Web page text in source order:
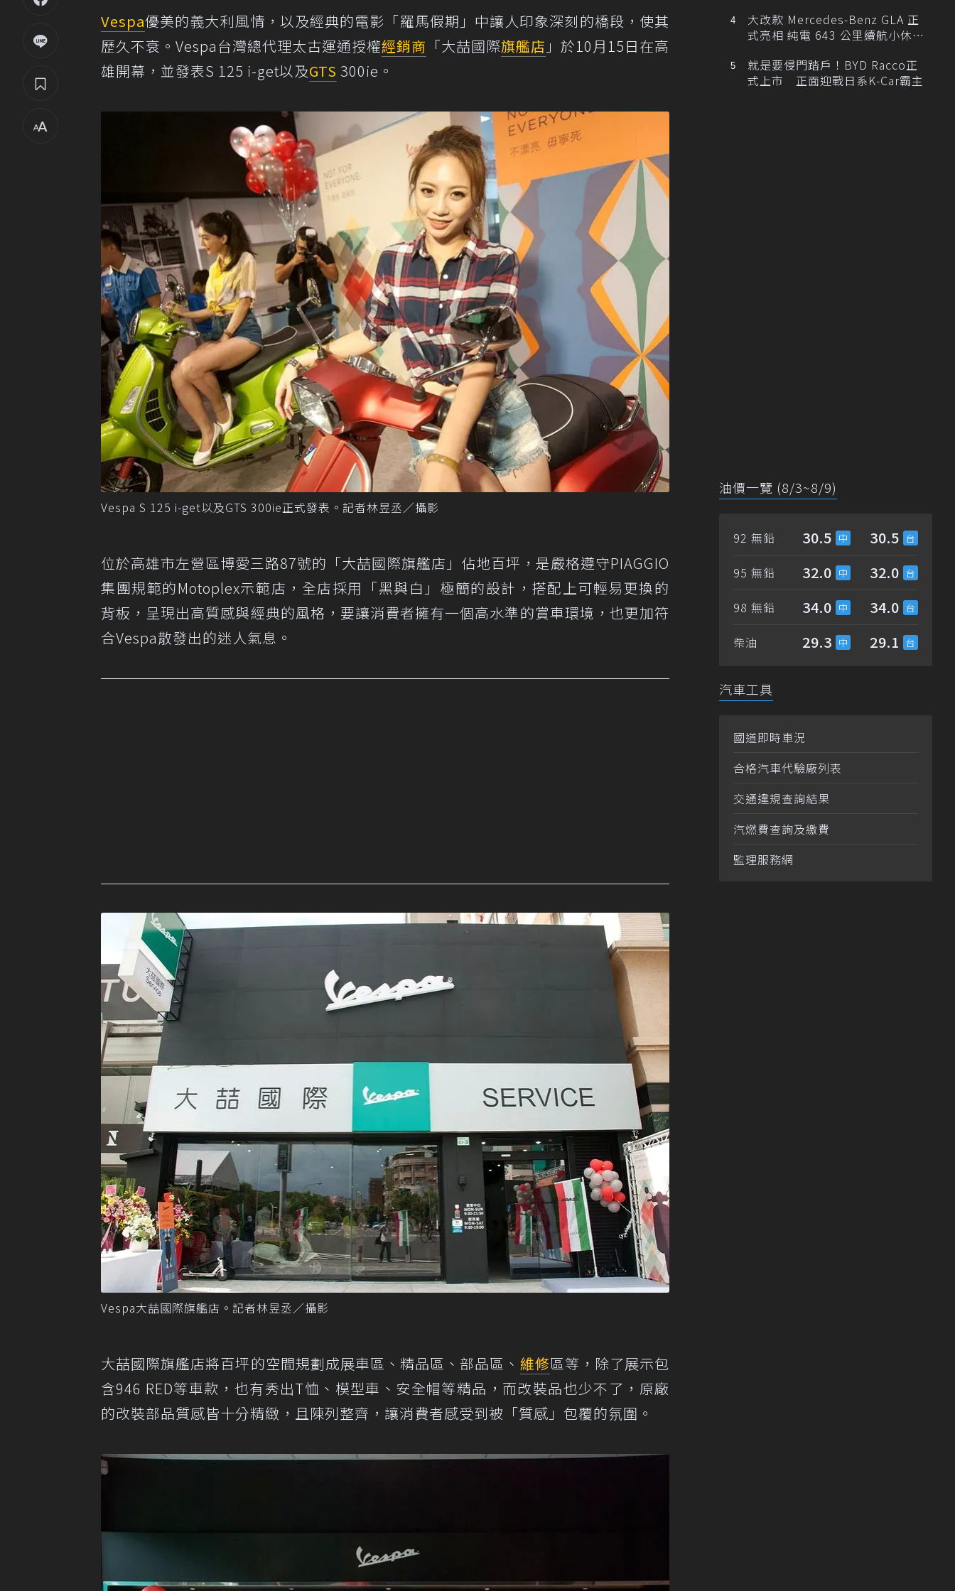
Vespa優美的義大利風情，以及經典的電影「羅馬假期」中讓人印象深刻的橋段，使其
歷久不衰。Vespa台灣總代理太古運通授權經銷商 「大喆國際旗艦店 」於10月15日在高
雄開幕，並發表S 125 i-get以及GTS 300ie。
Vespa S 125 i-get以及GTS 300ie正式發表。記者林昱丞／攝影
位於高雄市左營區博愛三路87號的「大喆國際旗艦店」佔地百坪，是嚴格遵守PIAGGIO
集團規範的Motoplex示範店，全店採用「黑與白」極簡的設計，搭配上可輕易更換的
背板，呈現出高質感與經典的風格，要讓消費者擁有一個高水準的賞車環境，也更加符
合Vespa散發出的迷人氣息。
Vespa大喆國際旗艦店。記者林昱丞／攝影
大喆國際旗艦店將百坪的空間規劃成展車區、精品區、部品區、 維修區等，除了展示包
含946 RED等車款，也有秀出T恤、模型車、安全帽等精品，而改裝品也少不了，原廠
的改裝部品質感皆十分精緻，且陳列整齊，讓消費者感受到被「質感」包覆的氛圍。
大改款 Mercedes-Benz GLA 正
式亮相 純電 643 公里續航小休
就是要侵門踏戶！BYD Racco正
式上市 正面迎戰日系K-Car霸主
油價一覽 (8/3~8/9)
92 無鉛 30.5 30.5
95 無鉛 32.0 32.0
98 無鉛 34.0 34.0
柴油 29.3 29.1
汽車工具
國道即時車況
合格汽車代驗廠列表
交通違規查詢結果
汽燃費查詢及繳費
監理服務網